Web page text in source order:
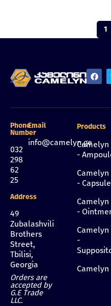
1
Phone
Number
032
298
62
25
Email
info@camelyn.ge
Address
49
Zubalashvili
Brothers
Street,
Tbilisi,
Georgia
Orders are
accepted by
G.E Trade
LLC.
Products
Camelyn
-
Camelyn
-
Camelyn
-
Camelyn
-
Camelyn